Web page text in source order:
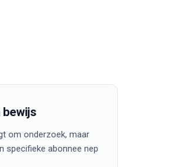
bewijs
om onderzoek, maar
specifieke abonnee nep